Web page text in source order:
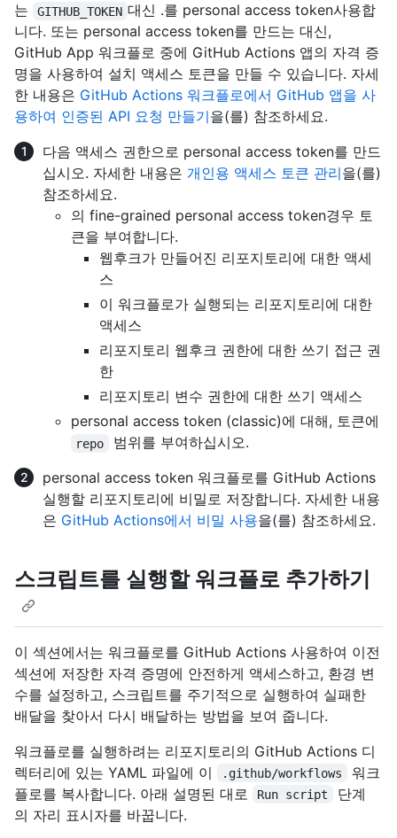
는
GITHUB_TOKEN 대신 .를 personal access token사용합
니다. 또는 personal access token를 만드는 대신,
GitHub App 워크플로 중에 GitHub Actions 앱의 자격 증
명을 사용하여 설치 액세스 토큰을 만들 수 있습니다. 자세
한 내용은 GitHub Actions 워크플로에서 GitHub 앱을 사
용하여 인증된 API 요청 만들기을(를) 참조하세요.
다음 액세스 권한으로 personal access token를 만드
십시오. 자세한 내용은 개인용 액세스 토큰 관리을(를)
참조하세요.
의 fine-grained personal access token경우 토
큰을 부여합니다.
웹후크가 만들어진 리포지토리에 대한 액세
스
이 워크플로가 실행되는 리포지토리에 대한
액세스
리포지토리 웹후크 권한에 대한 쓰기 접근 권
한
리포지토리 변수 권한에 대한 쓰기 액세스
personal access token (classic)에 대해, 토큰에
repo
범위를 부여하십시오.
personal access token 워크플로를 GitHub Actions
실행할 리포지토리에 비밀로 저장합니다. 자세한 내용
은 GitHub Actions에서 비밀 사용을(를) 참조하세요.
스크립트를 실행할 워크플로 추가하기
이 섹션에서는 워크플로를 GitHub Actions 사용하여 이전
섹션에 저장한 자격 증명에 안전하게 액세스하고, 환경 변
수를 설정하고, 스크립트를 주기적으로 실행하여 실패한
배달을 찾아서 다시 배달하는 방법을 보여 줍니다.
워크플로를 실행하려는 리포지토리의 GitHub Actions 디
렉터리에 있는 YAML 파일에 이
.github/workflows
워크
플로를 복사합니다. 아래 설명된 대로
Run script
단계
의 자리 표시자를 바꿉니다.